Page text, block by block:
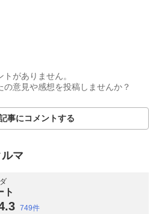
がありません。
の意見や感想を投稿しませんか？
事にコメントする
マ
ト
3 749件